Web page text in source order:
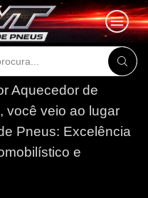
Aquecedor de
você veio ao lugar
Pneus: Excelência
e